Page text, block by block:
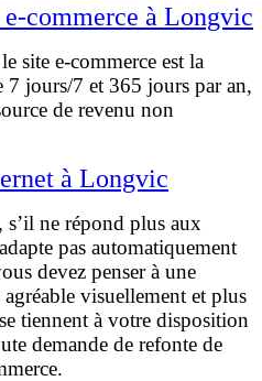
commerce à Longvic
site e-commerce est la
jours/7 et 365 jours par an,
de revenu non
à Longvic
ne répond plus aux
pas automatiquement
devez penser à une
visuellement et plus
tiennent à votre disposition
demande de refonte de